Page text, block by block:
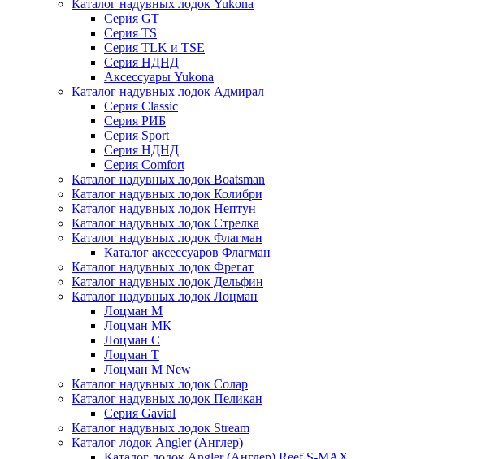
Каталог надувных лодок Yukona
Серия GT
Серия TS
Серия TLK и TSE
Серия НДНД
Аксессуары Yukona
Каталог надувных лодок Адмирал
Серия Classic
Серия РИБ
Серия Sport
Серия НДНД
Серия Comfort
Каталог надувных лодок Boatsman
Каталог надувных лодок Колибри
Каталог надувных лодок Нептун
Каталог надувных лодок Стрелка
Каталог надувных лодок Флагман
Каталог аксессуаров Флагман
Каталог надувных лодок Фрегат
Каталог надувных лодок Дельфин
Каталог надувных лодок Лоцман
Лоцман М
Лоцман МК
Лоцман С
Лоцман Т
Лоцман М New
Каталог надувных лодок Солар
Каталог надувных лодок Пеликан
Серия Gavial
Каталог надувных лодок Stream
Каталог лодок Angler (Англер)